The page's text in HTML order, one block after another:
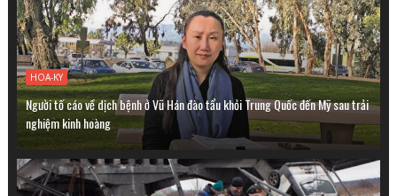
HOA-KY
Người tố cáo về dịch bệnh ở Vũ Hán đào tẩu khỏi Trung Quốc đến Mỹ sau trải
nghiệm kinh hoàng